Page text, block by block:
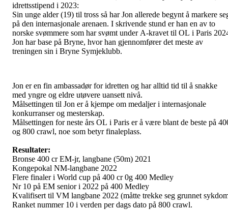
idrettsstipend i 2023:
Sin unge alder (19) til tross så har Jon allerede begynt å markere
på den internasjonale arenaen. I skrivende stund er han en av to
norske svømmere som har svømt under A-kravet til OL i Paris
Jon har base på Bryne, hvor han gjennomfører det meste av
treningen sin i Bryne Symjeklubb.
Jon er en fin ambassadør for idretten og har alltid tid til å snakke
med yngre og eldre utøvere uansett nivå.
Målsettingen til Jon er å kjempe om medaljer i internasjonale
konkurranser og mesterskap.
Målsettingen for neste års OL i Paris er å være blant de beste på
og 800 crawl, noe som betyr finaleplass.
Resultater:
Bronse 400 cr EM-jr, langbane (50m) 2021
Kongepokal NM-langbane 2022
Flere finaler i World cup på 400 cr 0g 400 Medley
Nr 10 på EM senior i 2022 på 400 Medley
Kvalifisert til VM langbane 2022 (måtte trekke seg grunnet
Ranket nummer 10 i verden per dags dato på 800 crawl.